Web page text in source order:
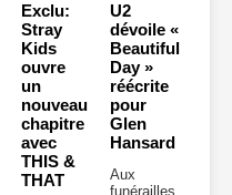
Exclu:
Stray
Kids
ouvre
un
nouveau
chapitre
avec
THIS &
THAT
U2
dévoile «
Beautiful
Day »
réécrite
pour
Glen
Hansard
Aux
funérailles